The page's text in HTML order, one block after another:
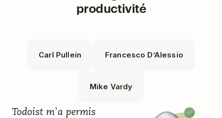
productivité
Carl Pullein Francesco D’Alessio
Mike Vardy
Todoist m'a permis